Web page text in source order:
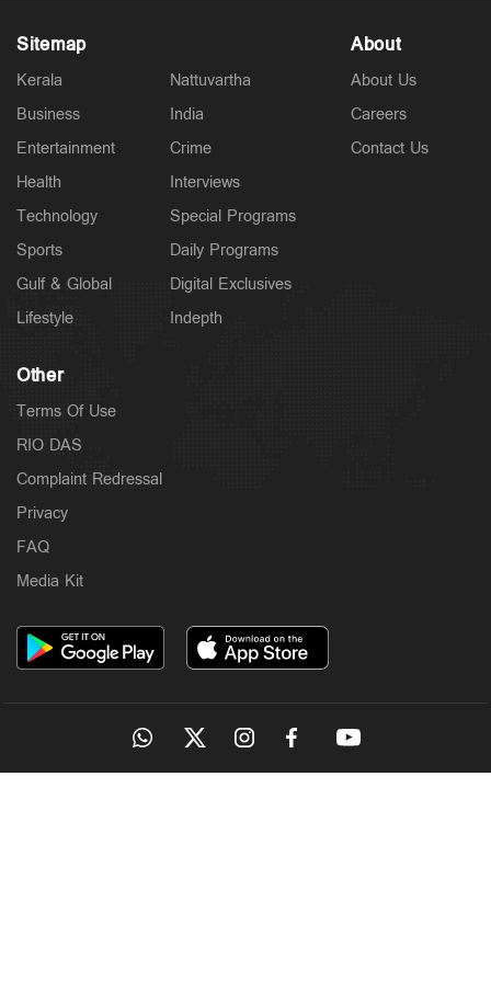
Sitemap
Kerala
Business
Entertainment
Health
Technology
Sports
Gulf & Global
Lifestyle
Nattuvartha
India
Crime
Interviews
Special Programs
Daily Programs
Digital Exclusives
Indepth
About
About Us
Careers
Contact Us
Other
Terms Of Use
RIO DAS
Complaint Redressal
Privacy
FAQ
Media Kit